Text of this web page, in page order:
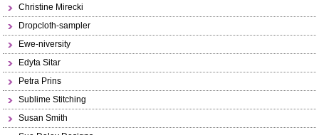
Christine Mirecki
Dropcloth-sampler
Ewe-niversity
Edyta Sitar
Petra Prins
Sublime Stitching
Susan Smith